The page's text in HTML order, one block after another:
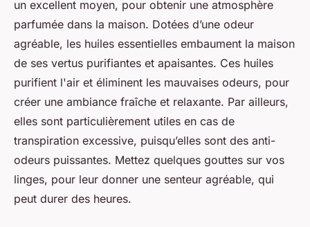
un excellent moyen, pour obtenir une atmosphère
parfumée dans la maison. Dotées d’une odeur
agréable, les huiles essentielles embaument la maison
de ses vertus purifiantes et apaisantes. Ces huiles
purifient l'air et éliminent les mauvaises odeurs, pour
créer une ambiance fraîche et relaxante. Par ailleurs,
elles sont particulièrement utiles en cas de
transpiration excessive, puisqu’elles sont des anti-
odeurs puissantes. Mettez quelques gouttes sur vos
linges, pour leur donner une senteur agréable, qui
peut durer des heures.